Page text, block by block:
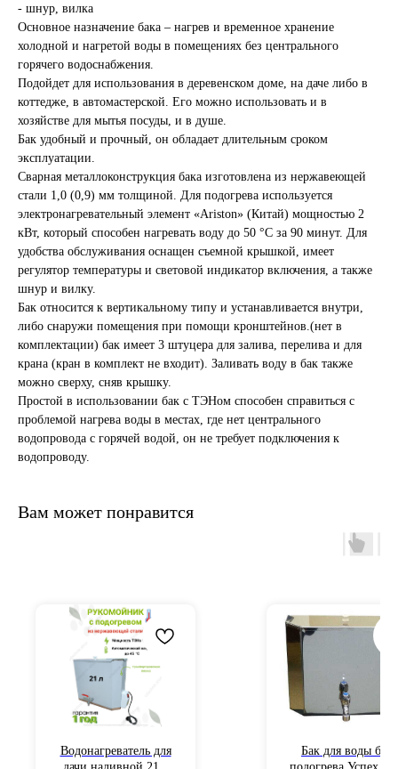
- шнур, вилка
Основное назначение бака – нагрев и временное хранение
холодной и нагретой воды в помещениях без центрального
горячего водоснабжения.
Подойдет для использования в деревенском доме, на даче либо в
коттедже, в автомастерской. Его можно использовать и в
хозяйстве для мытья посуды, и в душе.
Бак удобный и прочный, он обладает длительным сроком
эксплуатации.
Сварная металлоконструкция бака изготовлена из нержавеющей
стали 1,0 (0,9) мм толщиной. Для подогрева используется
электронагревательный элемент «Ariston» (Китай) мощностью 2
кВт, который способен нагревать воду до 50 °С за 90 минут. Для
удобства обслуживания оснащен съемной крышкой, имеет
регулятор температуры и световой индикатор включения, а также
шнур и вилку.
Бак относится к вертикальному типу и устанавливается внутри,
либо снаружи помещения при помощи кронштейнов.(нет в
комплектации) бак имеет 3 штуцера для залива, перелива и для
крана (кран в комплект не входит). Заливать воду в бак также
можно сверху, сняв крышку.
Простой в использовании бак с ТЭНом способен справиться с
проблемой нагрева воды в местах, где нет центрального
водопровода с горячей водой, он не требует подключения к
водопроводу.
Вам может понравится
Водонагреватель для
Бак для воды без